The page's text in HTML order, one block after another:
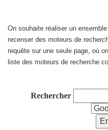
On souhaite réaliser un
recenser des moteurs de
requête sur une seule page, où
liste des moteurs de recherche
Rechercher